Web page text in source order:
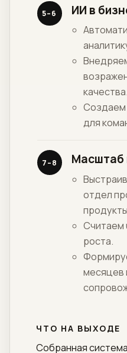
5–6 ИИ в
качества.
Создаем
для
7–8 Масштаб
отдел
Считаем
роста.
месяцев
ЧТО НА ВЫХОДЕ
Собранная